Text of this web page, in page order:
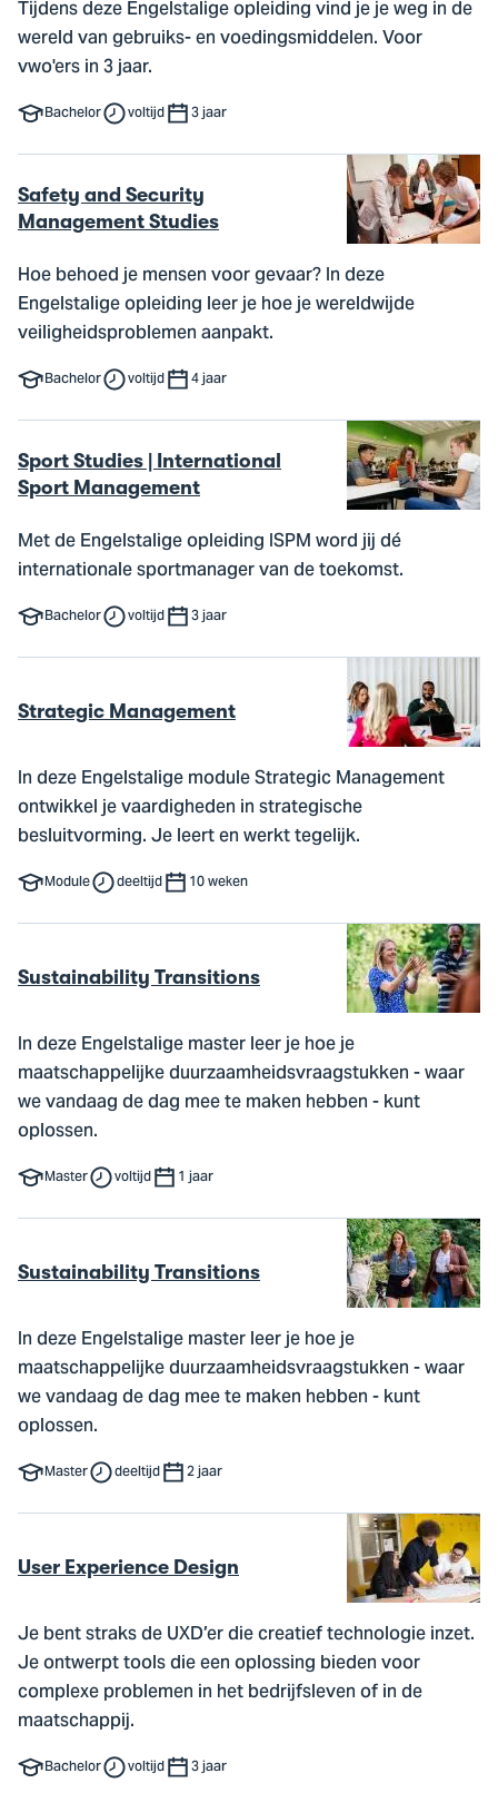
Tijdens deze Engelstalige opleiding vind je je weg in de
wereld van gebruiks- en voedingsmiddelen. Voor
vwo'ers in 3 jaar.
Bachelor voltijd 3 jaar
Safety and Security
Management Studies
Hoe behoed je mensen voor gevaar? In deze
Engelstalige opleiding leer je hoe je wereldwijde
veiligheidsproblemen aanpakt.
Bachelor voltijd 4 jaar
Sport Studies | International
Sport Management
Met de Engelstalige opleiding ISPM word jij dé
internationale sportmanager van de toekomst.
Bachelor voltijd 3 jaar
Strategic Management
In deze Engelstalige module Strategic Management
ontwikkel je vaardigheden in strategische
besluitvorming. Je leert en werkt tegelijk.
Module deeltijd 10 weken
Sustainability Transitions
In deze Engelstalige master leer je hoe je
maatschappelijke duurzaamheidsvraagstukken - waar
we vandaag de dag mee te maken hebben - kunt
oplossen.
Master voltijd 1 jaar
Sustainability Transitions
In deze Engelstalige master leer je hoe je
maatschappelijke duurzaamheidsvraagstukken - waar
we vandaag de dag mee te maken hebben - kunt
oplossen.
Master deeltijd 2 jaar
User Experience Design
Je bent straks de UXD’er die creatief technologie inzet.
Je ontwerpt tools die een oplossing bieden voor
complexe problemen in het bedrijfsleven of in de
maatschappij.
Bachelor voltijd 3 jaar